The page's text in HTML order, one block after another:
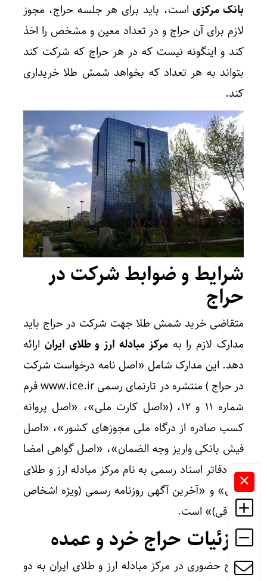
بانک مرکزی است، باید برای هر جلسه حراج، مجوز
لازم برای آن حراج و در تعداد معین و مشخص را اخذ
کند و اینگونه نیست که در هر حراج که شرکت کند
بتواند به هر تعداد که بخواهد شمش طلا خریداری
کند.
شرایط و ضوابط شرکت در
حراج
متقاضی خرید شمش طلا جهت شرکت در حراج باید
مدارک لازم را بهمرکز مبادله ارز و طلای ایران ارائه
دهد. این مدارک شامل «اصل نامه درخواست شرکت
در حراج ) منتشره در تارنمای رسمی www.ice.ir فرم
شماره ۱۱ و ۱۲، («اصل کارت ملی»، «اصل پروانه
کسب صادره از درگاه ملی مجوزهای کشور»، «اصل
فیش بانکی واریز وجه الضمان»، «اصل گواهی امضا
نزد دفاتر اسناد رسمی به نام مرکز مبادله ارز و طلای
ایران» و «آخرین آگهی روزنامه رسمی (ویژه اشخاص
حقوقی)» است.
جزئیات حراج خرد و عمده
حراج حضوری در مرکز مبادله ارز و طلای ایران به دو